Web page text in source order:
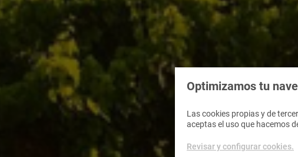
Optimizamos tu
Las cookies propias y de
aceptas el uso que hacemos
Revisar y configurar cookies.